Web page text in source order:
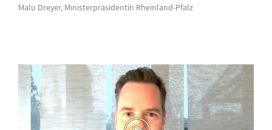
Malu Dreyer, Ministerpräsidentin Rheinland-Pfalz